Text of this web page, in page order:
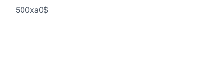
500xa0$